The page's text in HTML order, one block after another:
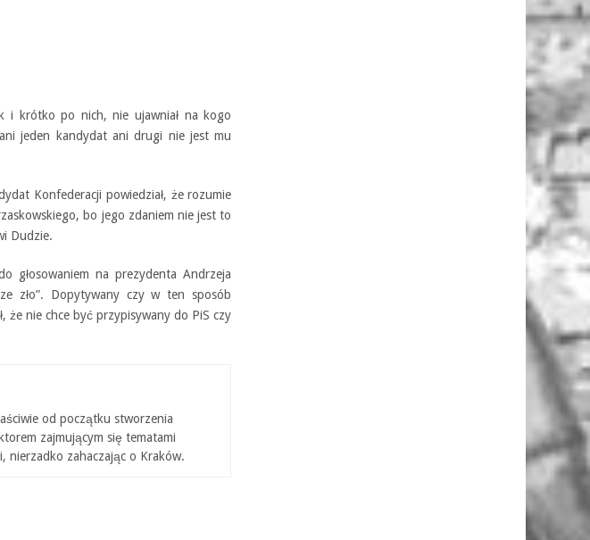
i krótko po nich, nie ujawniał na kogo
jeden kandydat ani drugi nie jest mu
Konfederacji powiedział, że rozumie
bo jego zdaniem nie jest to
Dudzie.
głosowaniem na prezydenta Andrzeja
zło”. Dopytywany czy w ten sposób
że nie chce być przypisywany do PiS czy
od początku stworzenia
zajmującym się tematami
nierzadko zahaczając o Kraków.